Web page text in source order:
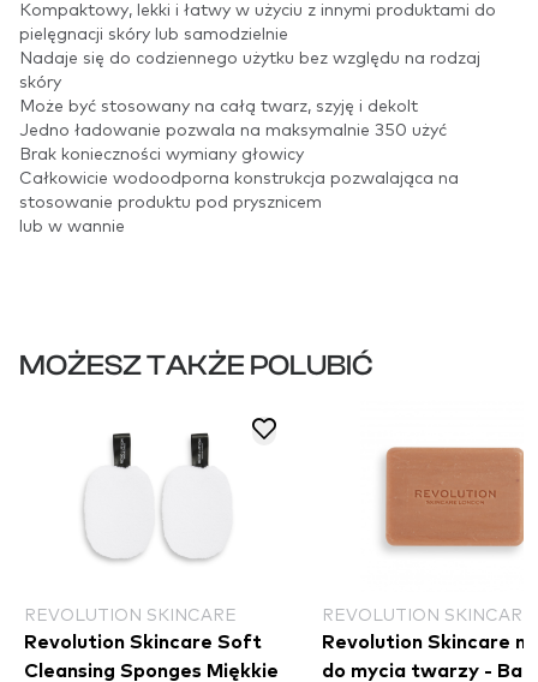
Kompaktowy, lekki i łatwy w użyciu z innymi produktami do
pielęgnacji skóry lub samodzielnie
Nadaje się do codziennego użytku bez względu na rodzaj
skóry
Może być stosowany na całą twarz, szyję i dekolt
Jedno ładowanie pozwala na maksymalnie 350 użyć
Brak konieczności wymiany głowicy
Całkowicie wodoodporna konstrukcja pozwalająca na
stosowanie produktu pod prysznicem
lub w wannie
MOŻESZ TAKŻE POLUBIĆ
REVOLUTION SKINCARE
Revolution Skincare Soft
Cleansing Sponges Miękkie
REVOLUTION SKINCARE
Revolution Skincare
do mycia twarzy -